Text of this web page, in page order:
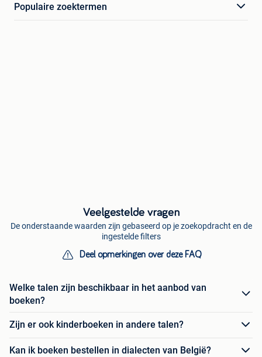
Populaire zoektermen
Veelgestelde vragen
De onderstaande waarden zijn gebaseerd op je zoekopdracht en de
ingestelde filters
Deel opmerkingen over deze FAQ
Welke talen zijn beschikbaar in het aanbod van
boeken?
Zijn er ook kinderboeken in andere talen?
Kan ik boeken bestellen in dialecten van België?